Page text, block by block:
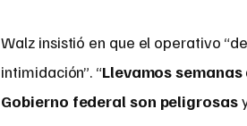
Walz insistió en que el operativo
intimidación”. “Llevamos
Gobierno federal son peligrosas